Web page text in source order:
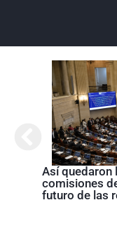
Así quedaron
comisiones
futuro de las